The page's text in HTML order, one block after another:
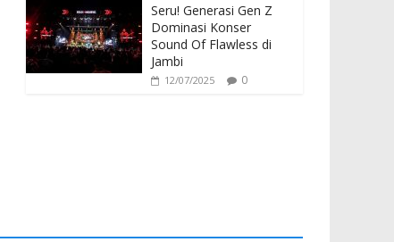
Seru! Generasi Gen Z
Dominasi Konser
Sound Of Flawless di
Jambi
12/07/2025 0